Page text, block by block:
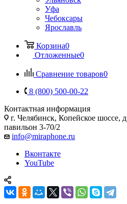
Уфа
Чебоксары
Ярославль
Корзина0
Отложенные0
Сравнение товаров0
8 (800) 500-00-22
Контактная информация
г. Челябинск, Копейское шоссе,
павильон 3-70/2
info@miraphone.ru
Вконтакте
YouTube